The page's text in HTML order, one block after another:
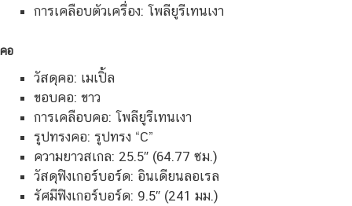
การเคลือบตัวเครื่อง: โพลียูรีเทนเงา
คอ
วัสดุคอ: เมเปิ้ล
ขอบคอ: ขาว
การเคลือบคอ: โพลียูรีเทนเงา
รูปทรงคอ: รูปทรง “C”
ความยาวสเกล: 25.5″ (64.77 ซม.)
วัสดุฟิงเกอร์บอร์ด: อินเดียนลอเรล
รัศมีฟิงเกอร์บอร์ด: 9.5″ (241 มม.)